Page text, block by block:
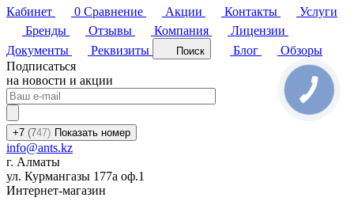
Кабинет
0 Сравнение Акции Контакты
Услуги
Бренды
Отзывы Компания
Лицензии
Документы
Реквизиты Поиск Блог
Обзоры
Подписаться
на новости и акции
+7 (747) Показать номер
info@ants.kz
г. Алматы
ул. Курмангазы 177а оф.1
Интернет-магазин